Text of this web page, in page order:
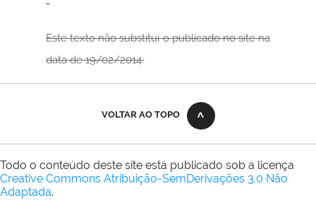
Este texto não substitui o publicado no site na
data de 19/02/2014.
VOLTAR AO TOPO
Todo o conteúdo deste site está publicado sob a licença
Creative Commons Atribuição-SemDerivações 3.0 Não
Adaptada.